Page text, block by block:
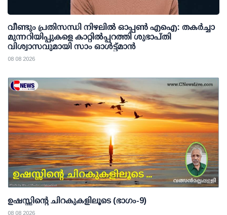
വീണ്ടും പ്രതിസന്ധി നിഴലില്‍ ഓപ്പണ്‍ എഐ: തകര്‍ച്ചാ
മുന്നറിയിപ്പുകളെ കാറ്റില്‍പ്പറത്തി ശുഭാപ്തി
വിശ്വാസവുമായി സാം ഓള്‍ട്ട്മാന്‍
08 08 2026
ഉഷസ്സിന്റെ ചിറകുകളിലൂടെ (ഭാഗം-9)
08 08 2026